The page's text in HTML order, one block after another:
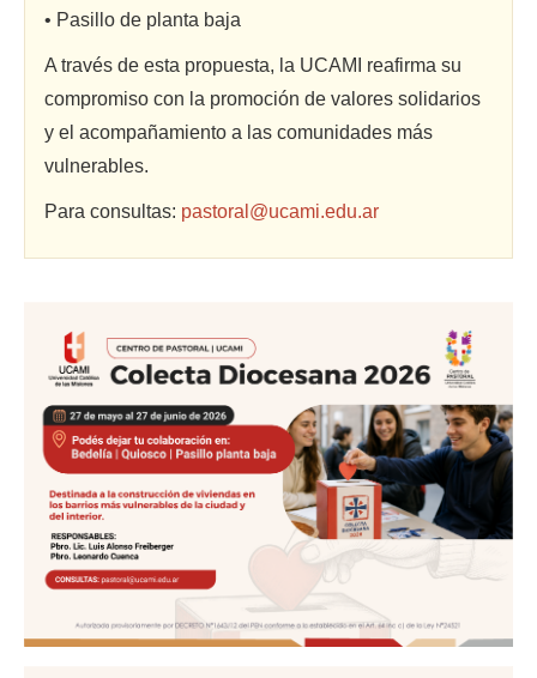
• Pasillo de planta baja
A través de esta propuesta, la UCAMI reafirma su
compromiso con la promoción de valores solidarios
y el acompañamiento a las comunidades más
vulnerables.
Para consultas: pastoral@ucami.edu.ar